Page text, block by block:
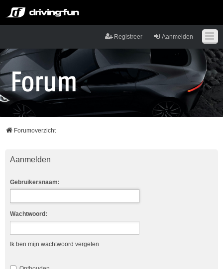
Aanmelden
Registreer
Forumoverzicht
Aanmelden
Gebruikersnaam:
Wachtwoord:
Ik ben mijn wachtwoord vergeten